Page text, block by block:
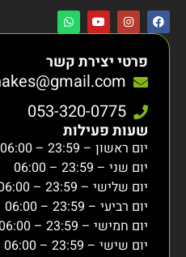
פרטי יצירת קשר
053-320-0775
שעות פעילות
יום ראשון – 23:59 – 06:00
יום שני – 23:59 – 06:00
יום שלישי – 23:59 – 06:00
יום רביעי – 23:59 – 06:00
יום חמישי – 23:59 – 06:00
יום שישי – 23:59 – 06:00